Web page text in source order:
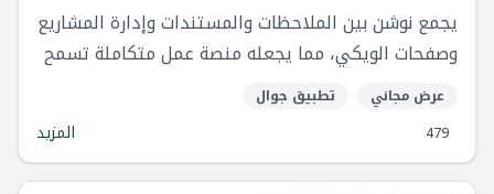
يجمع نوشن بين الملاحظات والمستندات وإدارة المشاريع
وصفحات الويكي، مما يجعله منصة عمل متكاملة تسمح
بدرجة عالية من التخصيص.
عرض مجاني
تطبيق جوال
479
المزيد